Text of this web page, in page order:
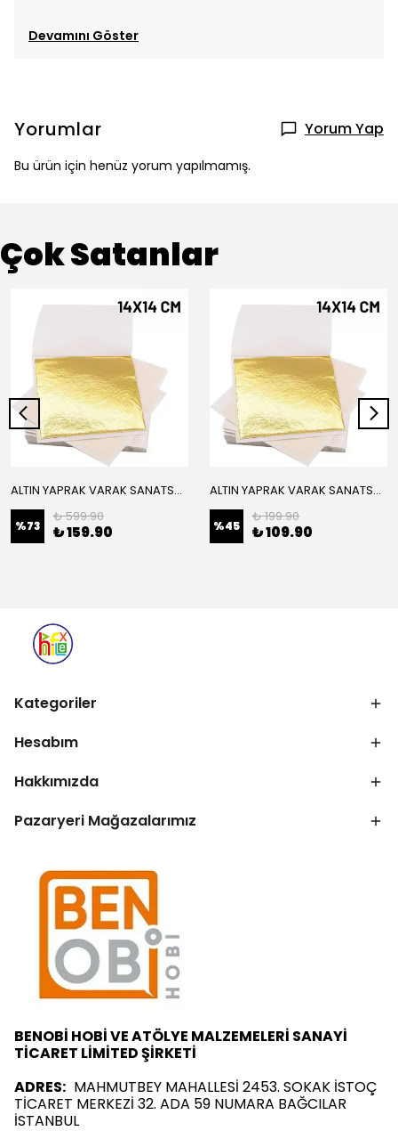
Devamını Göster
Yorumlar Yorum Yap
Bu ürün için henüz yorum yapılmamış.
Çok Satanlar
ALTIN YAPRAK VARAK SANATSAL BÜYÜK BOY FOLYO EPOKSİ REÇİNE NAİL ART 16 ADET 14X14 CM ALTIN RENK
%73
₺ 599.90
₺ 159.90
ALTIN YAPRAK VARAK SANATSAL BÜYÜK BOY FOLYO EPOKSİ REÇİNE NAİL ART 8 ADET ALTIN RENK 14X14 CM
%45
₺ 199.90
₺ 109.90
Kategoriler
Hesabım
Hakkımızda
Pazaryeri Mağazalarımız
BENOBİ HOBİ VE ATÖLYE MALZEMELERİ SANAYİ
TİCARET LİMİTED ŞİRKETİ
ADRES: MAHMUTBEY MAHALLESİ 2453. SOKAK İSTOÇ
TİCARET MERKEZİ 32. ADA 59 NUMARA BAĞCILAR
İSTANBUL